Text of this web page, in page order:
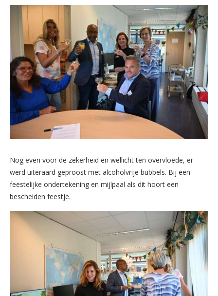
Nog even voor de zekerheid en wellicht ten overvloede, er
werd uiteraard geproost met alcoholvrije bubbels. Bij een
feestelijke ondertekening en mijlpaal als dit hoort een
bescheiden feestje.